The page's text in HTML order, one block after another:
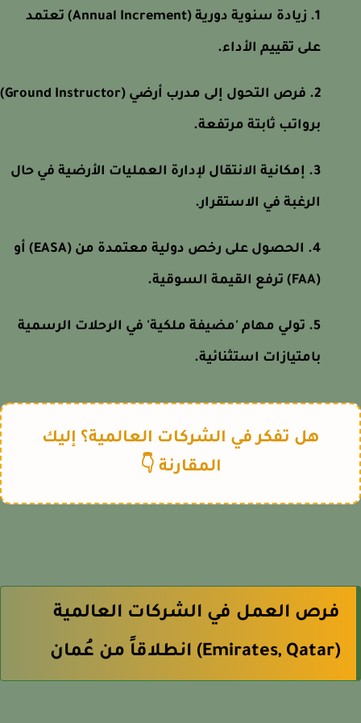
زيادة سنوية دورية (Annual Increment) تعتمد
على تقييم الأداء.
فرص التحول إلى مدرب أرضي (Ground Instructor)
برواتب ثابتة مرتفعة.
إمكانية الانتقال لإدارة العمليات الأرضية في حال
الرغبة في الاستقرار.
الحصول على رخص دولية معتمدة من (EASA) أو
تولي مهام 'مضيفة ملكية' في الرحلات الرسمية
بامتيازات استثنائية.
هل تفكر في الشركات العالمية؟ إليك
المقارنة 👇
فرص العمل في الشركات العالمية